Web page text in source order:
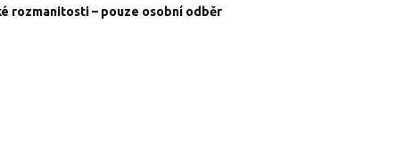
rozmanitosti – pouze osobní odběr